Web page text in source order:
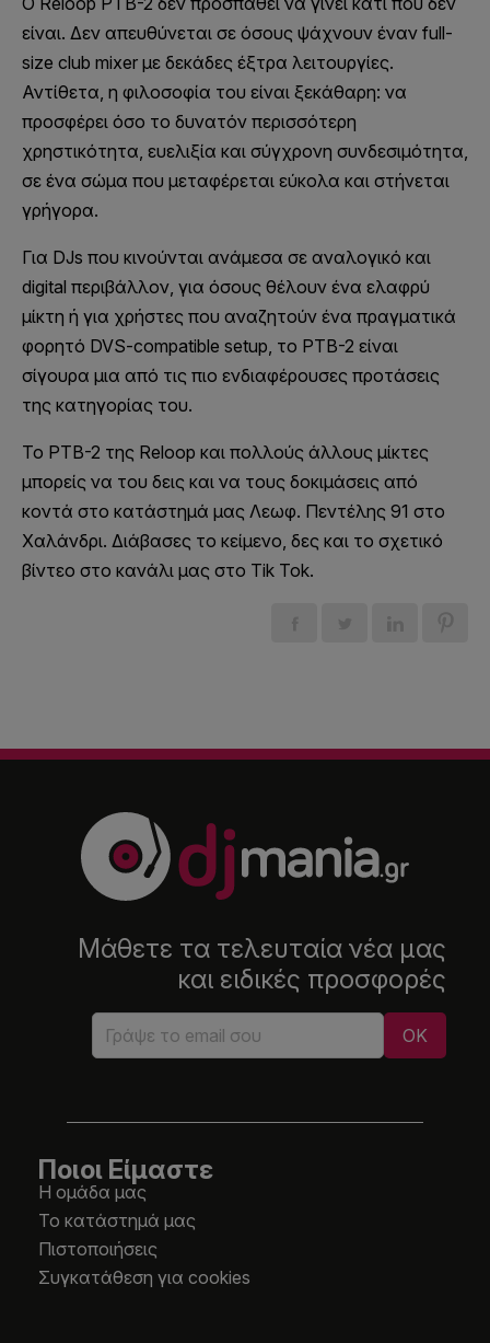
είναι. Δεν απευθύνεται σε όσους ψάχνουν έναν full-
size club mixer με δεκάδες έξτρα λειτουργίες.
Αντίθετα, η φιλοσοφία του είναι ξεκάθαρη: να
προσφέρει όσο το δυνατόν περισσότερη
χρηστικότητα, ευελιξία και σύγχρονη συνδεσιμότητα,
σε ένα σώμα που μεταφέρεται εύκολα και στήνεται
γρήγορα.
Για DJs που κινούνται ανάμεσα σε αναλογικό και
digital περιβάλλον, για όσους θέλουν ένα ελαφρύ
μίκτη ή για χρήστες που αναζητούν ένα πραγματικά
φορητό DVS-compatible setup, το PTB-2 είναι
σίγουρα μια από τις πιο ενδιαφέρουσες προτάσεις
της κατηγορίας του.
Το PTB-2 της Reloop και πολλούς άλλους μίκτες
μπορείς να του δεις και να τους δοκιμάσεις από
κοντά στο κατάστημά μας Λεωφ. Πεντέλης 91 στο
Χαλάνδρι. Διάβασες το κείμενο, δες και το σχετικό
βίντεο στο κανάλι μας στο Tik Tok.
Μάθετε τα τελευταία νέα μας
και ειδικές προσφορές
Ποιοι Είμαστε
Η ομάδα μας
Το κατάστημά μας
Πιστοποιήσεις
Συγκατάθεση για cookies